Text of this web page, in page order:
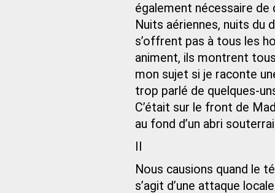
également nécessaire
Nuits aériennes, nuits du
s’offrent pas à tous les
animent, ils montrent
mon sujet si je raconte
trop parlé de quelques-
C’était sur le front de
au fond d’un abri
Nous causions quand le
s’agit d’une attaque